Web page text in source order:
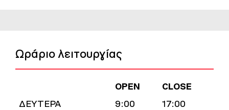
Ωράριο λειτουργίας
OPEN
CLOSE
ΔΕΥΤΕΡΑ
9:00
17:00